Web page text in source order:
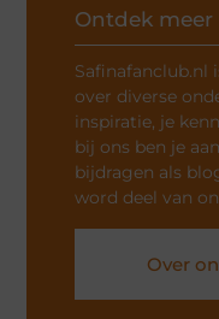
Ontdek
Safinafanclub.nl
over diverse
inspiratie, je
bij ons ben je
bijdragen als
word deel van
Over